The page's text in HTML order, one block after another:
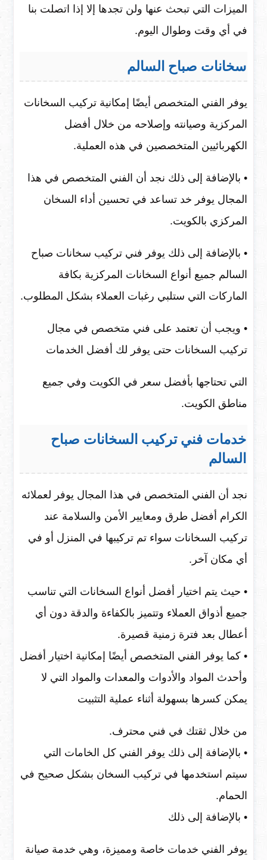
الميزات التي تبحث عنها ولن تجدها إلا إذا اتصلت بنا
في أي وقت وطوال اليوم.
سخانات صباح السالم
يوفر الفني المتخصص أيضًا إمكانية تركيب السخانات
المركزية وصيانته وإصلاحه من خلال أفضل
الكهربائيين المتخصصين في هذه العملية.
• بالإضافة إلى ذلك نجد أن الفني المتخصص في هذا
المجال يوفر خد تساعد في تحسين أداء السخان
المركزي بالكويت.
• بالإضافة إلى ذلك يوفر فني تركيب سخانات صباح
السالم جميع أنواع السخانات المركزية بكافة
الماركات التي ستلبي رغبات العملاء بشكل المطلوب.
• ويجب أن تعتمد على فني متخصص في مجال
تركيب السخانات حتى يوفر لك أفضل الخدمات
التي تحتاجها بأفضل سعر في الكويت وفي جميع
مناطق الكويت.
خدمات فني تركيب السخانات صباح
السالم
نجد أن الفني المتخصص في هذا المجال يوفر لعملائه
الكرام أفضل طرق ومعايير الأمن والسلامة عند
تركيب السخانات سواء تم تركيبها في المنزل أو في
أي مكان آخر.
• حيث يتم اختيار أفضل أنواع السخانات التي تناسب
جميع أذواق العملاء وتتميز بالكفاءة والدقة دون أي
أعطال بعد فترة زمنية قصيرة.
• كما يوفر الفني المتخصص أيضًا إمكانية اختيار أفضل
وأحدث المواد والأدوات والمعدات والمواد التي لا
يمكن كسرها بسهولة أثناء عملية التثبيت
من خلال ثقتك في فني محترف.
• بالإضافة إلى ذلك يوفر الفني كل الخامات التي
سيتم استخدمها في تركيب السخان بشكل صحيح في
الحمام.
• بالإضافة إلى ذلك
يوفر الفني خدمات خاصة ومميزة، وهي خدمة صيانة